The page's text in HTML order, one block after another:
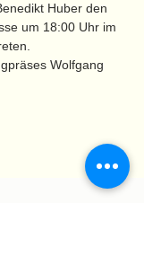
Huber den
um 18:00 Uhr im
Wolfgang